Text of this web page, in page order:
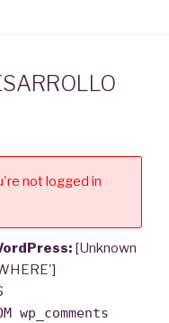
not logged in
[Unknown
wp_comments